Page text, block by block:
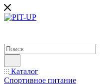
Каталог
Спортивное питание